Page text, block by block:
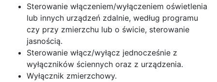
Sterowanie włączeniem/wyłączeniem oświetlenia
lub innych urządzeń zdalnie, według programu
czy przy zmierzchu lub o świcie, sterowanie
jasnością.
Sterowanie włącz/wyłącz jednocześnie z
wyłączników ściennych oraz z urządzenia.
Wyłącznik zmierzchowy.